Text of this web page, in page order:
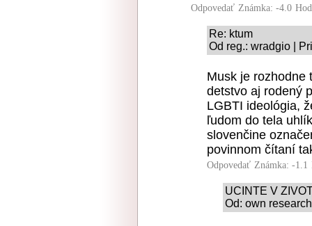
Odpovedať Známka: -4.0
Re: ktum
Od reg.: wradgio |
Musk je rozhodne
detstvo aj rodený
LGBTI ideológia,
ľudom do tela
slovenčine
povinnom čítaní
Odpovedať Známka: -1.1
UCINTE V
Od: own